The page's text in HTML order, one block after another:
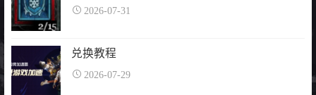
2026-07-31
兑换教程
2026-07-29